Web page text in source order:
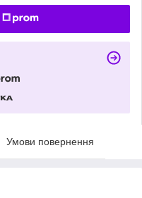
Умови повернення